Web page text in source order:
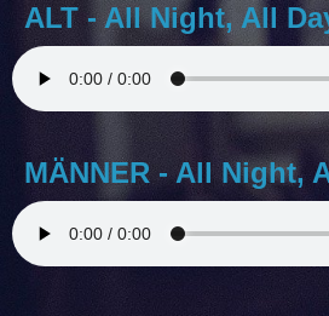
ALT - All Night, All
MÄNNER - All Night,